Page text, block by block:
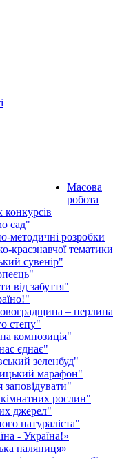
Масова
робота
сад"
методичні розробки
краєзнавчої тематики
сувенір"
від забуття"
– перлина
степу"
композиція"
єднає"
зеленбуд"
марафон"
рослин"
джерел"
натураліста"
- Україна!»
паляниця»